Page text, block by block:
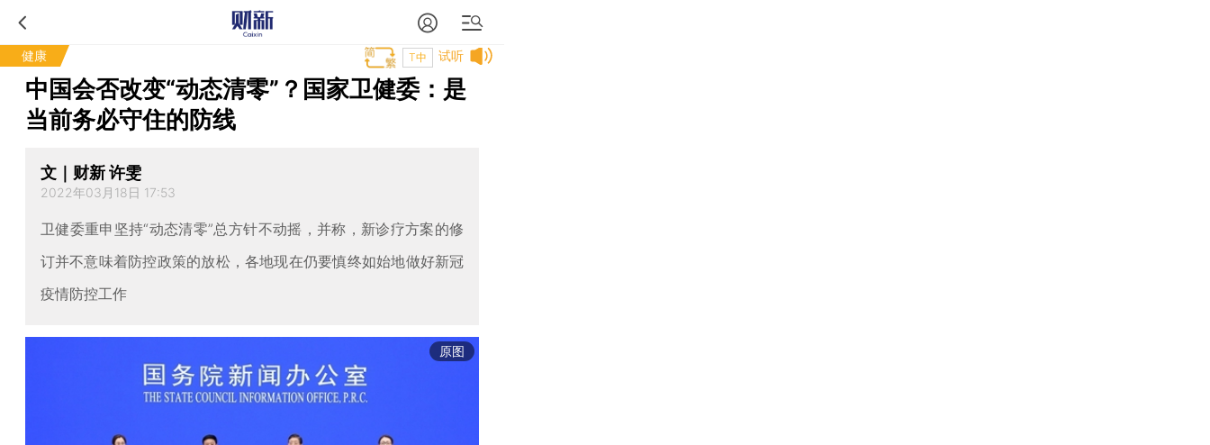
健康 试听
T中
中国会否改变“动态清零”？国家卫健委：是
当前务必守住的防线
文｜财新 许雯
2022年03月18日 17:53
卫健委重申坚持“动态清零”总方针不动摇，并称，新诊疗方案的修
订并不意味着防控政策的放松，各地现在仍要慎终如始地做好新冠
疫情防控工作
原图